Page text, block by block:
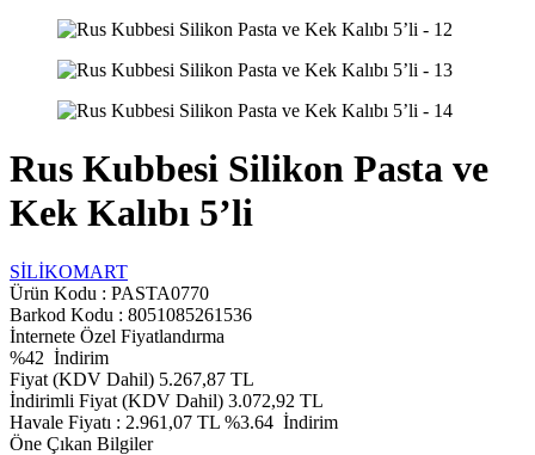
Rus Kubbesi Silikon Pasta ve
Kek Kalıbı 5’li
SİLİKOMART
Ürün Kodu : PASTA0770
Barkod Kodu : 8051085261536
İnternete Özel Fiyatlandırma
%42 İndirim
Fiyat (KDV Dahil) 5.267,87 TL
İndirimli Fiyat (KDV Dahil) 3.072,92 TL
Havale Fiyatı : 2.961,07 TL %3.64 İndirim
Öne Çıkan Bilgiler